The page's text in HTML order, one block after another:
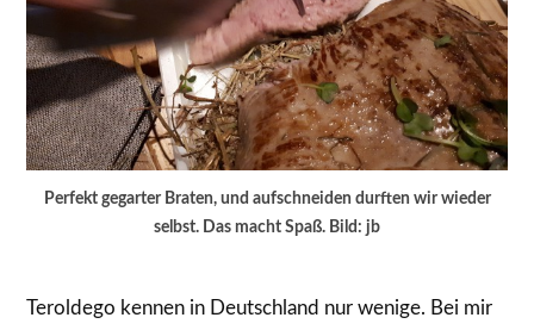
Perfekt gegarter Braten, und aufschneiden durften wir wieder
selbst. Das macht Spaß. Bild: jb
Teroldego kennen in Deutschland nur wenige. Bei mir